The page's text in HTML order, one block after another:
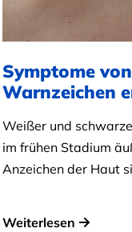
Symptome
Warnzeichen
Weißer und
im frühen Stadium
Anzeichen der Haut
Weiterlesen